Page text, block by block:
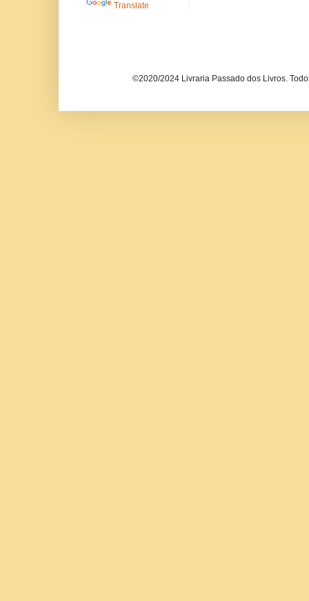
Translate
©2020/2024 Livraria Passado dos Livros.